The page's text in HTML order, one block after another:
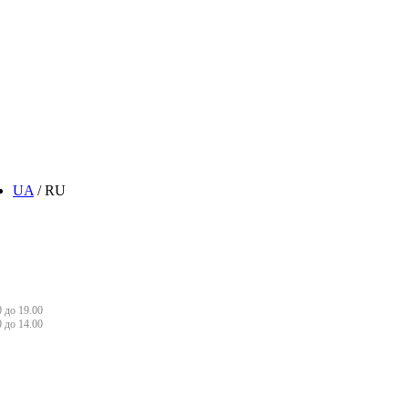
UA / RU
19.00
до 14.00